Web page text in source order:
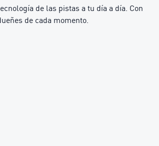
de las pistas a tu día a día. Con
de cada momento.